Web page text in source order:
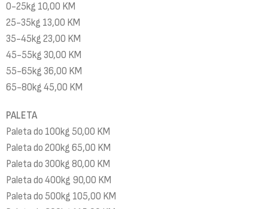
0-25kg 10,00 KM
25-35kg 13,00 KM
35-45kg 23,00 KM
45-55kg 30,00 KM
55-65kg 36,00 KM
65-80kg 45,00 KM
PALETA
Paleta do 100kg 50,00 KM
Paleta do 200kg 65,00 KM
Paleta do 300kg 80,00 KM
Paleta do 400kg 90,00 KM
Paleta do 500kg 105,00 KM